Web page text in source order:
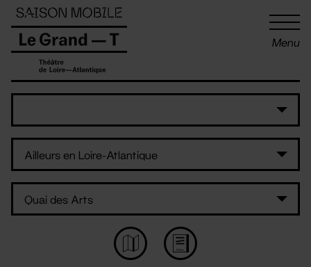
Menu
Panneau de gestion des cookies